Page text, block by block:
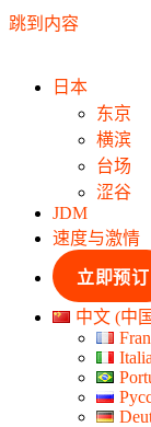
跳到内容
日本
东京
横滨
台场
涩谷
JDM
速度与激情
立即预订
中文 (中